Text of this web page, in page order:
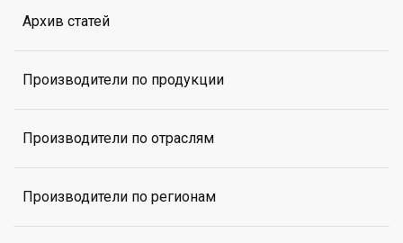
Архив статей
Производители по продукции
Производители по отраслям
Производители по регионам